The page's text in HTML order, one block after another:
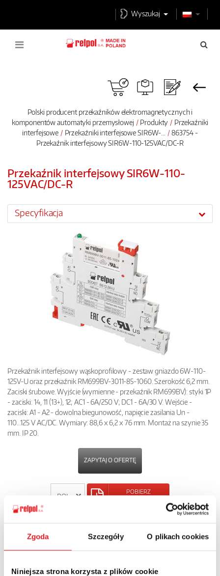
Zgoda Szczegóły O plikach cookies
Niniejsza strona korzysta z plików cookie
Wyszukaj
Polski producent przekaźników elektromagnetycznych i
komponentów automatyki przemysłowej
Produkty
Przekaźniki
interfejsowe
Przekaźniki interfejsowe SIR6W-...
863754 -
Przekaźnik interfejsowy SIR6W-110-125VAC/DC-R
Przekaźnik interfejsowy SIR6W-110-
125VAC/DC-R
Specyfikacja
Przekaźnik interfejsowy wąskoprofilowy - zestaw gniazdo 6W-110-
125V-U oraz przekaźnik RM699BV-3011-85-1060. Szerokość 6,2 mm.
Zaciski śrubowe. Wyjście (wymienne - przekaźnik RM699BV): styki 1P
- zaciski: 14, 11 (13+), 12; AC1 - 6A/250 V; DC1 - 6A/30 V. Wejście -
zaciski: A1 - A2 - dowolna biegunowość, napięcie zasilania Un -
110...125 V AC/DC. Wymiary: 88,6 x 6,2 x 76 mm. Montaż na szynie 35
mm. IP 20.
ZAPYTAJ O OFERTĘ
POBIERZ